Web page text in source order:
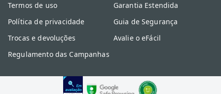
Termos de uso
Política de privacidade
Trocas e devoluções
Regulamento das Campanhas
Garantia Estendida
Guia de Segurança
Avalie o eFácil